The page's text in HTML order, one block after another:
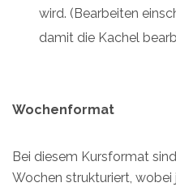
wird. (Bearbeiten
damit die Kachel
Wochenformat
Bei diesem Kursformat
Wochen strukturiert,